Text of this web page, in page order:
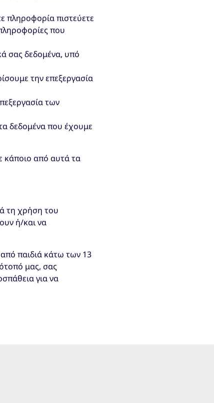
πληροφορία πιστεύετε
που
σας δεδομένα, υπό
την επεξεργασία
των
δεδομένα που έχουμε
κάποιο από αυτά τα
τη χρήση του
ή/και να
παιδιά κάτω των 13
μας, σας
για να